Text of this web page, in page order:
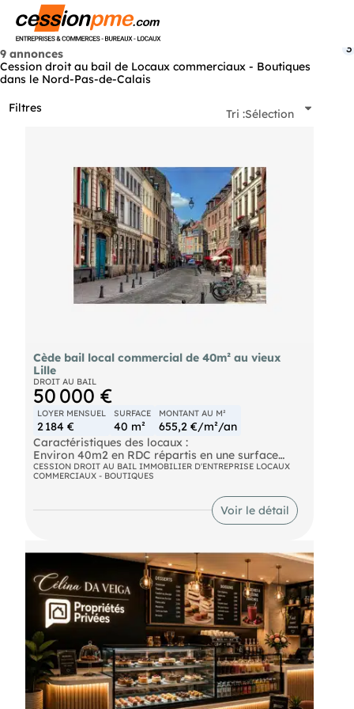
9 annonces
Cession droit au bail de Locaux commerciaux - Boutiques
dans le Nord-Pas-de-Calais
Filtres
3
Tri :Sélection
Cède bail local commercial de 40m² au vieux
Lille
DROIT AU BAIL
50 000 €
LOYER MENSUEL
2 184 €
SURFACE
40 m²
MONTANT AU M²
655,2 €/m²/an
Caractéristiques des locaux :
Environ 40m2 en RDC répartis en une surface
commerciale d’environ 20m2 et le reste en atelier
de fabrication et stockage.
- Bail 3/6/9 en date du : 25 fev. 2019
- Honoraires commerciaux à la charge du
cessionnaire : un montant forfaitaire de 7 500HT€
CESSION DROIT AU BAIL IMMOBILIER D'ENTREPRISE LOCAUX
COMMERCIAUX - BOUTIQUES
Voir le détail